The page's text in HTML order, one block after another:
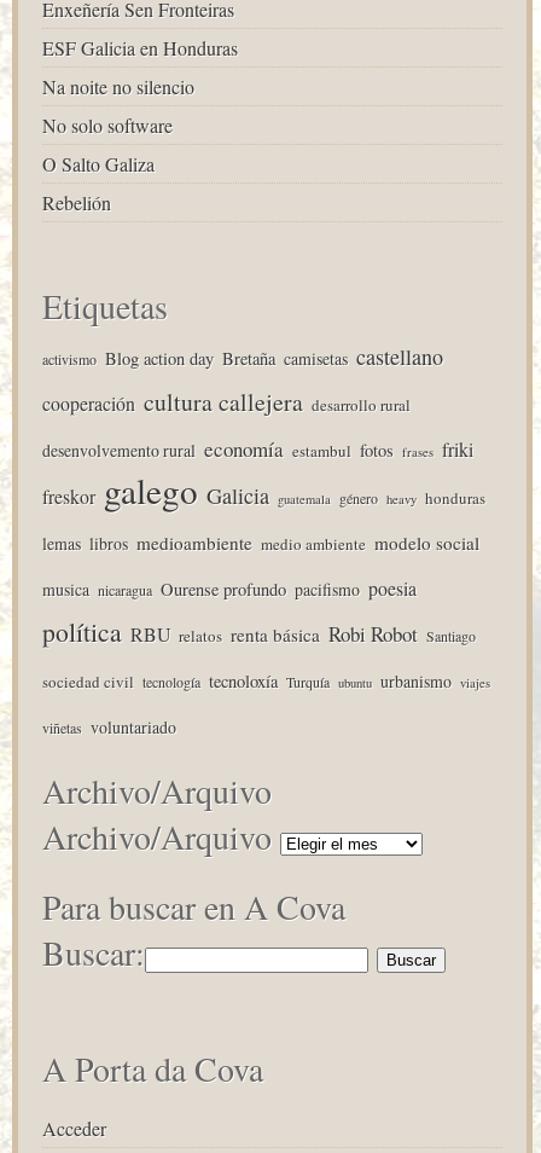
Enxeñería Sen Fronteiras
ESF Galicia en Honduras
Na noite no silencio
No solo software
O Salto Galiza
Rebelión
Etiquetas
activismo Blog action day Bretaña camisetas castellano
cooperación cultura callejera desarrollo rural
desenvolvemento rural economía estambul fotos frases friki
freskor galego Galicia guatemala género heavy honduras
lemas libros medioambiente medio ambiente modelo social
musica nicaragua Ourense profundo pacifismo poesia
política RBU relatos renta básica Robi Robot Santiago
sociedad civil tecnología tecnoloxía Turquía ubuntu urbanismo viajes
viñetas voluntariado
Archivo/Arquivo
Archivo/Arquivo
Para buscar en A Cova
Buscar:
A Porta da Cova
Acceder